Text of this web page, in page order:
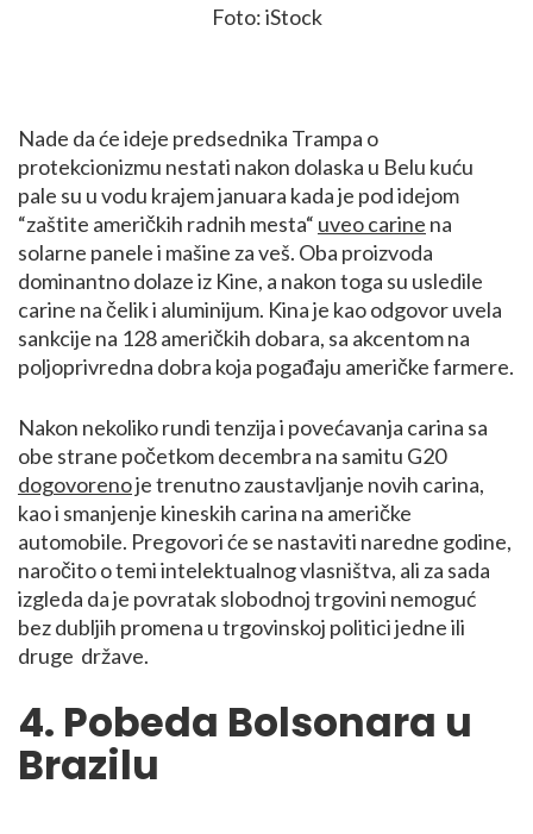
Foto: iStock
Nade da će ideje predsednika Trampa o
protekcionizmu nestati nakon dolaska u Belu kuću
pale su u vodu krajem januara kada je pod idejom
“zaštite američkih radnih mesta“ uveo carine na
solarne panele i mašine za veš. Oba proizvoda
dominantno dolaze iz Kine, a nakon toga su usledile
carine na čelik i aluminijum. Kina je kao odgovor uvela
sankcije na 128 američkih dobara, sa akcentom na
poljoprivredna dobra koja pogađaju američke farmere.
Nakon nekoliko rundi tenzija i povećavanja carina sa
obe strane početkom decembra na samitu G20
dogovorenoje trenutno zaustavljanje novih carina,
kao i smanjenje kineskih carina na američke
automobile. Pregovori će se nastaviti naredne godine,
naročito o temi intelektualnog vlasništva, ali za sada
izgleda da je povratak slobodnoj trgovini nemoguć
bez dubljih promena u trgovinskoj politici jedne ili
druge države.
4. Pobeda Bolsonara u
Brazilu